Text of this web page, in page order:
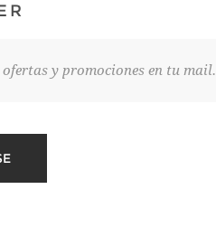
y promociones en tu mail.